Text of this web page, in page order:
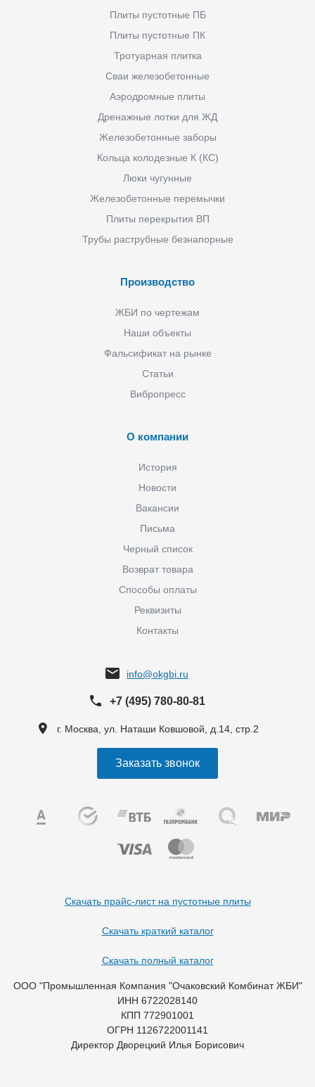
Плиты пустотные ПБ
Плиты пустотные ПК
Тротуарная плитка
Сваи железобетонные
Аэродромные плиты
Дренажные лотки для ЖД
Железобетонные заборы
Кольца колодезные К (КС)
Люки чугунные
Железобетонные перемычки
Плиты перекрытия ВП
Трубы раструбные безнапорные
Производство
ЖБИ по чертежам
Наши объекты
Фальсификат на рынке
Статьи
Вибропресс
О компании
История
Новости
Вакансии
Письма
Черный список
Возврат товара
Способы оплаты
Реквизиты
Контакты
info@okgbi.ru
+7 (495) 780-80-81
г. Москва, ул. Наташи Ковшовой, д.14, стр.2
Заказать звонок
Скачать прайс-лист на пустотные плиты
Скачать краткий каталог
Скачать полный каталог
ООО "Промышленная Компания "Очаковский Комбинат ЖБИ"
ИНН 6722028140
КПП 772901001
ОГРН 1126722001141
Директор Дворецкий Илья Борисович